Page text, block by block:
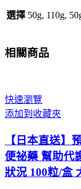
香
大
阪
藥
妝
直
送
數
選擇 50g, 110g,
相關商品
快速瀏覽
添加到收藏夾
【日本直送】
便祕藥 幫助代
狀況 100粒/盒